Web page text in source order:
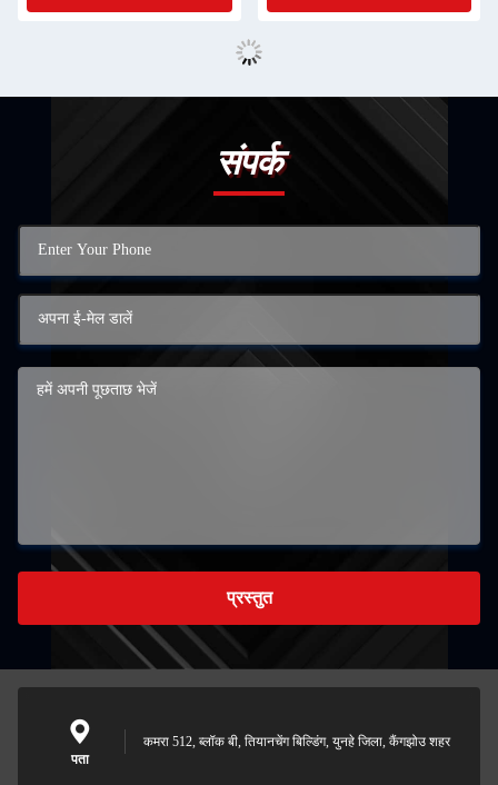
संपर्क
प्रस्तुत
पता
कमरा 512, ब्लॉक बी, तियानचेंग बिल्डिंग, युनहे जिला, कैंगझोउ शहर